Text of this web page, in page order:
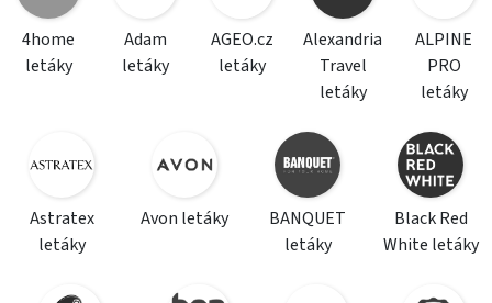
4home
letáky
Adam
letáky
AGEO.cz
letáky
Alexandria
Travel
letáky
ALPINE
PRO
letáky
Astratex
letáky
Avon letáky
BANQUET
letáky
Black Red
White letáky